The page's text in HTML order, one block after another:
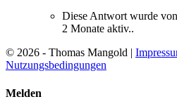
Diese Antwort wurde von
2 Monate aktiv..
© 2026 - Thomas Mangold |
Nutzungsbedingungen
Melden